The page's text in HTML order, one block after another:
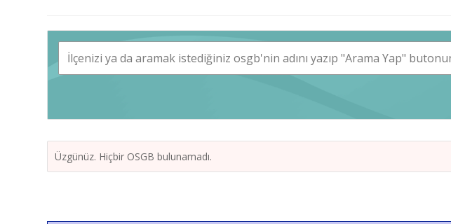
Üzgünüz. Hiçbir OSGB bulunamadı.